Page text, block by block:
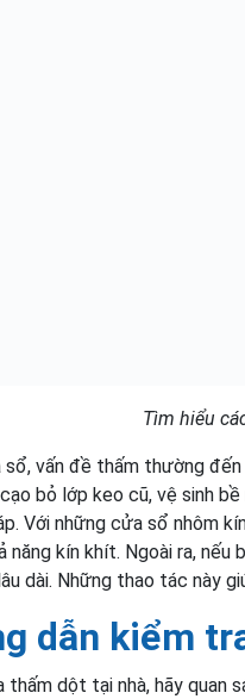
Tìm hiểu
vấn đề thấm thường
bỏ lớp keo cũ, vệ sinh
Với những cửa sổ nhôm
năng kín khít. Ngoài ra,
dài. Những thao tác này
dẫn kiểm
thấm dột tại nhà, hãy quan